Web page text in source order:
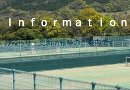
Ｉｎｆｏｒｍａｔｉｏｎ
お知らせ・更新情報等のご案内です。